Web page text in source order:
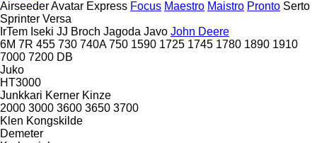
AirseederAvatar Express Focus Maestro Maistro Pronto Serto
Sprinter Versa
IrTem Iseki JJ Broch Jagoda Javo John Deere
6M 7R 455 730 740A 750 1590 1725 1745 1780 1890 1910
7000 7200 DB
Juko
HT3000
Junkkari Kerner Kinze
2000 3000 3600 3650 3700
Klen Kongskilde
Demeter